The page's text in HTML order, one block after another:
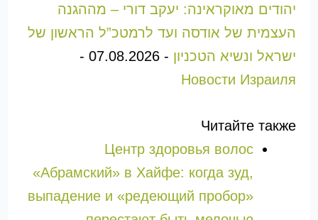
יהודים מאוקראינה: יעקב דורי – מההגנה
העצמית של אודסה ועד לרמטכ”ל הראשון של
ישראל ונשיא הטכניון -
07.08.2026
-
Новости Израиля
Читайте также
Центр здоровья волос
«Абрaмский» в Хайфе: когда зуд,
выпадение и «редеющий пробор»